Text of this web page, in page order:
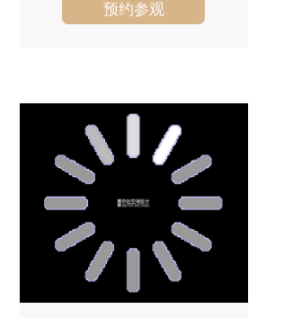
上海院子
预约参观